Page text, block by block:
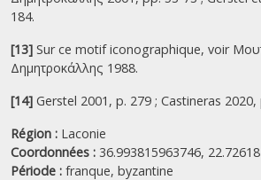
184.
[13] Sur ce motif iconographique, voir
Δημητροκάλλης 1988.
[14] Gerstel 2001, p. 279 ; Castineras
Région : Laconie
Coordonnées : 36.993815963746,
Période : franque, byzantine